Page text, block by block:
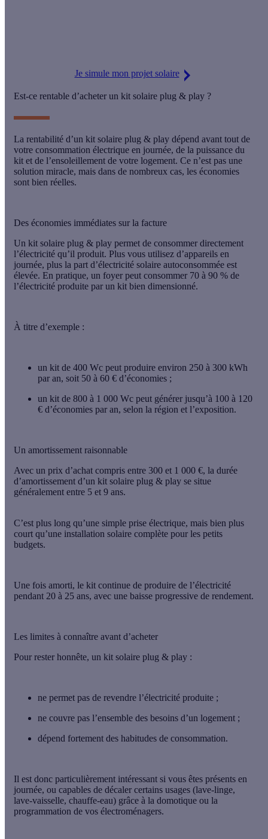
Je simule mon projet solaire
Est-ce rentable d’acheter un kit solaire plug & play ?
La rentabilité d’un kit solaire plug & play dépend avant tout de
votre consommation électrique en journée, de la puissance du
kit et de l’ensoleillement de votre logement. Ce n’est pas une
solution miracle, mais dans de nombreux cas, les économies
sont bien réelles.
Des économies immédiates sur la facture
Un kit solaire plug & play permet de consommer directement
l’électricité qu’il produit. Plus vous utilisez d’appareils en
journée, plus la part d’électricité solaire autoconsommée est
élevée. En pratique, un foyer peut consommer 70 à 90 % de
l’électricité produite par un kit bien dimensionné.
À titre d’exemple :
un kit de 400 Wc peut produire environ 250 à 300 kWh
par an, soit 50 à 60 € d’économies ;
un kit de 800 à 1 000 Wc peut générer jusqu’à 100 à 120
€ d’économies par an, selon la région et l’exposition.
Un amortissement raisonnable
Avec un prix d’achat compris entre 300 et 1 000 €, la durée
d’amortissement d’un kit solaire plug & play se situe
généralement entre 5 et 9 ans.
C’est plus long qu’une simple prise électrique, mais bien plus
court qu’une installation solaire complète pour les petits
budgets.
Une fois amorti, le kit continue de produire de l’électricité
pendant 20 à 25 ans, avec une baisse progressive de rendement.
Les limites à connaître avant d’acheter
Pour rester honnête, un kit solaire plug & play :
ne permet pas de revendre l’électricité produite ;
ne couvre pas l’ensemble des besoins d’un logement ;
dépend fortement des habitudes de consommation.
Il est donc particulièrement intéressant si vous êtes présents en
journée, ou capables de décaler certains usages (lave-linge,
lave-vaisselle, chauffe-eau) grâce à la domotique ou la
programmation de vos électroménagers.